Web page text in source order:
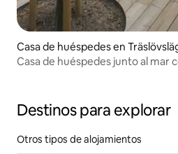
Casa de huéspedes en
Casa de huéspedes junto al mar
Destinos para explorar
Otros tipos de alojamientos